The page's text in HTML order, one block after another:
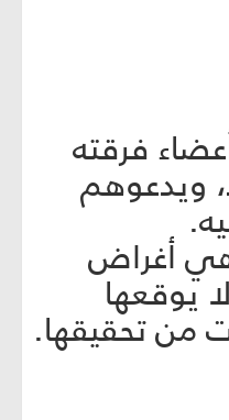
فرقته
ويدعوهم
أغراض
يوقعها
من تحقيقها.